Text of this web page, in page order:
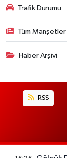
Trafik Durumu
Tüm Manşetler
Haber Arşivi
RSS